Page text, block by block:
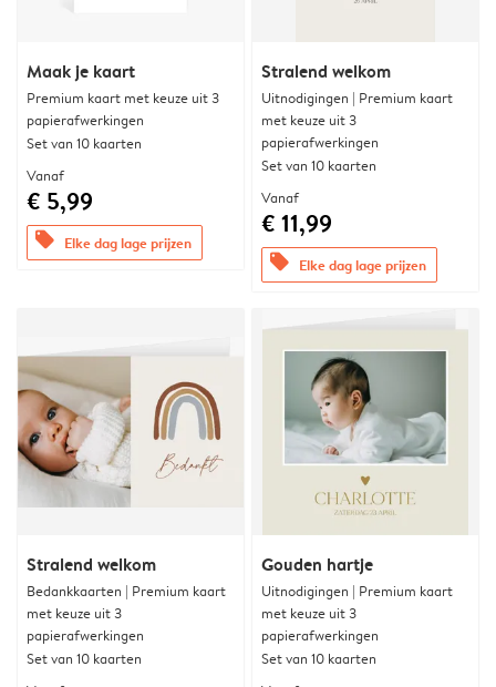
Maak je kaart
Premium kaart met keuze uit 3
papierafwerkingen
Set van 10 kaarten
Vanaf
€ 5,99
offers Elke dag lage prijzen
Stralend welkom
Uitnodigingen | Premium kaart
met keuze uit 3
papierafwerkingen
Set van 10 kaarten
Vanaf
€ 11,99
offers Elke dag lage prijzen
Stralend welkom
Bedankkaarten | Premium kaart
met keuze uit 3
papierafwerkingen
Set van 10 kaarten
Gouden hartje
Uitnodigingen | Premium kaart
met keuze uit 3
papierafwerkingen
Set van 10 kaarten